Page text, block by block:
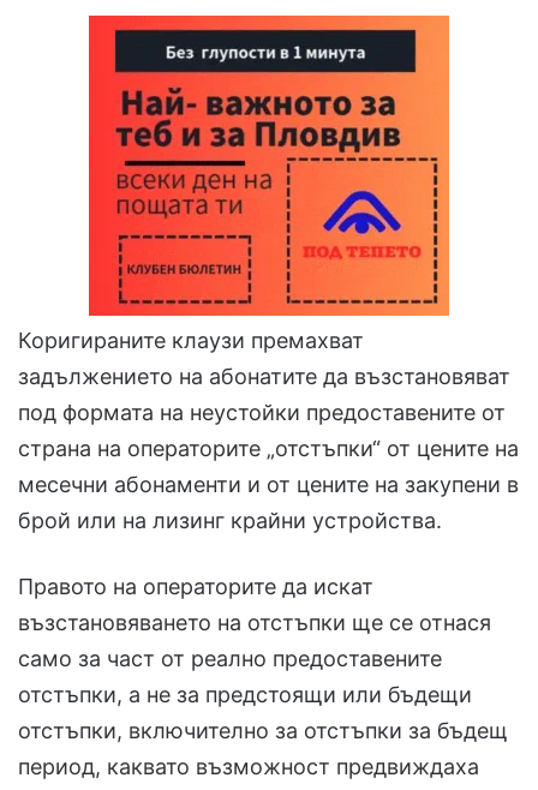
Коригираните клаузи премахват
задължението на абонатите да възстановяват
под формата на неустойки предоставените от
страна на операторите „отстъпки“ от цените на
месечни абонаменти и от цените на закупени в
брой или на лизинг крайни устройства.
Правото на операторите да искат
възстановяването на отстъпки ще се отнася
само за част от реално предоставените
отстъпки, а не за предстоящи или бъдещи
отстъпки, включително за отстъпки за бъдещ
период, каквато възможност предвиждаха